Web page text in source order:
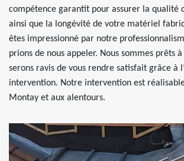
compétence garantit pour assurer la qualité
ainsi que la longévité de votre matériel
êtes impressionné par notre
prions de nous appeler. Nous sommes prêts
serons ravis de vous rendre satisfait grâce à
intervention. Notre intervention est
Montay et aux alentours.